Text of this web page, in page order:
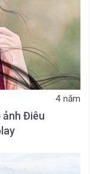
4 năm
ảnh Điêu